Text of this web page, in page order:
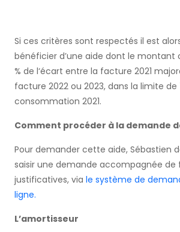
Si ces critères sont respectés il est
bénéficier d’une aide dont le montant
% de l‘écart entre la facture 2021
facture 2022 ou 2023, dans la limite de
consommation 2021.
Comment procéder à la demande
Pour demander cette aide, Sébastien
saisir une demande accompagnée de
justificatives, via le système de
ligne.
L’amortisseur